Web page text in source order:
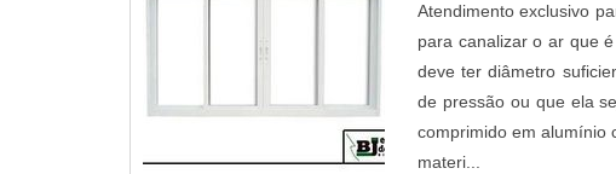
Atendimento exclusivo
para canalizar o ar que
deve ter diâmetro
de pressão ou que ela
comprimido em alumínio
materi...